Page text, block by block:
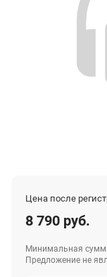
Цена после
8 790 руб.
Минимальная
Предложение не